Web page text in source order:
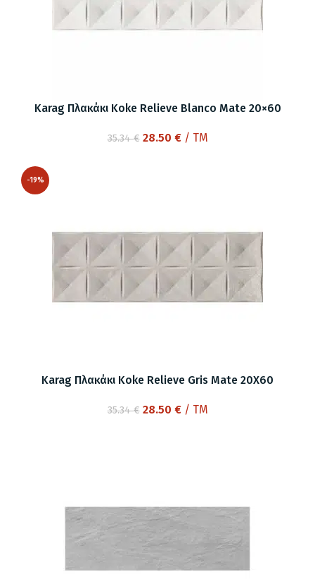
Karag Πλακάκι Koke Relieve Blanco Mate 20×60
35.34€ Original
28.50 €Η
/ TM
-19%
Karag Πλακάκι Koke Relieve Gris Mate 20X60
35.34€ Original
28.50 €Η
/ TM